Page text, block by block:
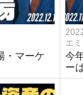
・マーケ
エ
今
ー